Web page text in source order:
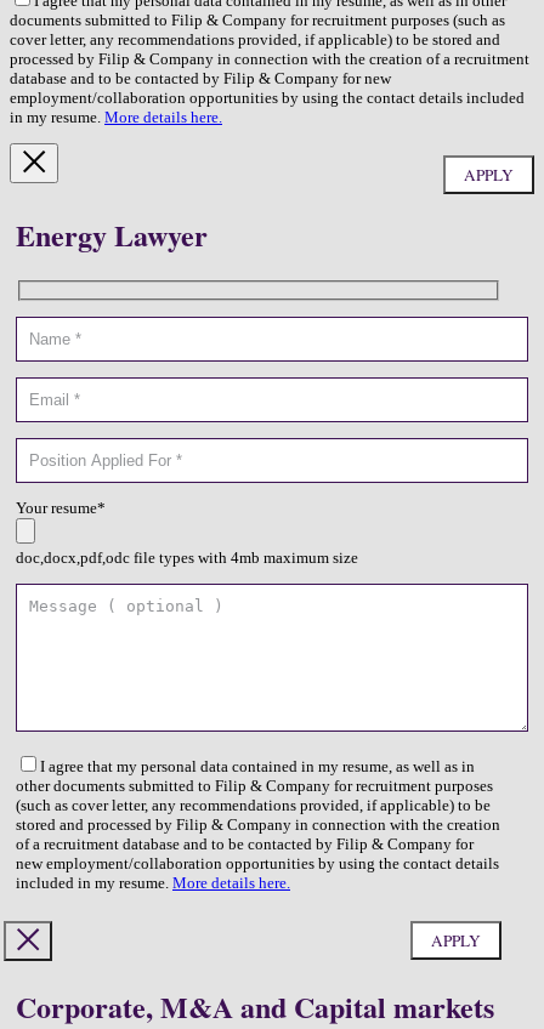
documents submitted to Filip & Company for recruitment purposes (such as
cover letter, any recommendations provided, if applicable) to be stored and
processed by Filip & Company in connection with the creation of a recruitment
database and to be contacted by Filip & Company for new
employment/collaboration opportunities by using the contact details included
in my resume. More details here.
Energy Lawyer
Your resume*
doc,docx,pdf,odc file types with 4mb maximum size
I agree that my personal data contained in my resume, as well as in
other documents submitted to Filip & Company for recruitment purposes
(such as cover letter, any recommendations provided, if applicable) to be
stored and processed by Filip & Company in connection with the creation
of a recruitment database and to be contacted by Filip & Company for
new employment/collaboration opportunities by using the contact details
included in my resume. More details here.
Corporate, M&A and Capital markets